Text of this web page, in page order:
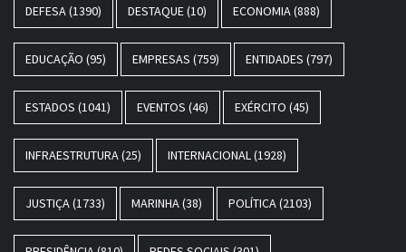
DEFESA(1390) DESTAQUE(10) ECONOMIA(888)
EDUCAÇÃO (95) EMPRESAS (759) ENTIDADES (797)
ESTADOS (1041) EVENTOS (46) EXÉRCITO (45)
INFRAESTRUTURA(25) INTERNACIONAL(1928)
JUSTIÇA(1733) MARINHA(38) POLÍTICA(2103)